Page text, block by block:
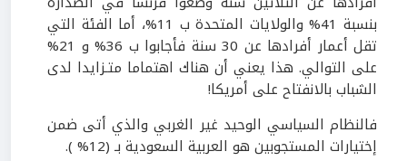
بنسبة 41% والولايات المتحدة ب 11%، أما الفئة التي
تقل أعمار أفرادها عن 30 سنة فأجابوا ب 36% و 21%
على التوالي. هذا يعني أن هناك اهتماما متـزايدا لدى
الشباب بالانفتاح على أمريكا!
فالنظام السياسي الوحيد غير الغربي والذي أتى ضمن
إختيارات المستجوبين هو العربية السعودية بـ (12% ).